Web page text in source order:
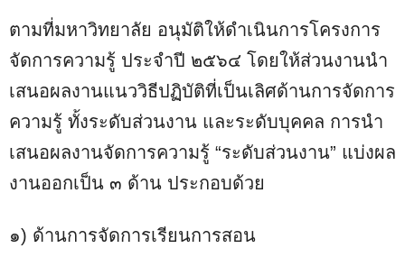
ตามที่มหาวิทยาลัย อนุมัติให้ดำเนินการโครงการ
จัดการความรู้ ประจำปี ๒๕๖๔ โดยให้ส่วนงานนำ
เสนอผลงานแนววิธีปฏิบัติที่เป็นเลิศด้านการจัดการ
ความรู้ ทั้งระดับส่วนงาน และระดับบุคคล การนำ
เสนอผลงานจัดการความรู้ “ระดับส่วนงาน” แบ่งผล
งานออกเป็น ๓ ด้าน ประกอบด้วย
๑) ด้านการจัดการเรียนการสอน